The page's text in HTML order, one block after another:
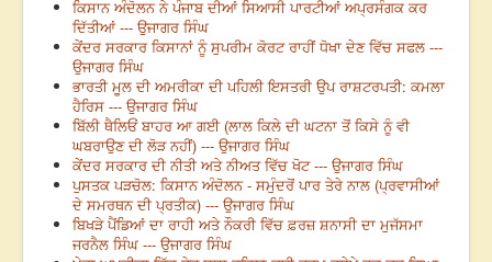
ਕਿਸਾਨ ਅੰਦੋਲਨ ਨੇ ਪੰਜਾਬ ਦੀਆਂ ਸਿਆਸੀ ਪਾਰਟੀਆਂ ਅਪ੍ਰਸੰਗਕ ਕਰ
ਦਿੱਤੀਆਂ --- ਉਜਾਗਰ ਸਿੰਘ
ਕੇਂਦਰ ਸਰਕਾਰ ਕਿਸਾਨਾਂ ਨੂੰ ਸੁਪਰੀਮ ਕੋਰਟ ਰਾਹੀਂ ਧੋਖਾ ਦੇਣ ਵਿੱਚ ਸਫਲ ---
ਉਜਾਗਰ ਸਿੰਘ
ਭਾਰਤੀ ਮੂਲ ਦੀ ਅਮਰੀਕਾ ਦੀ ਪਹਿਲੀ ਇਸਤਰੀ ਉਪ ਰਾਸ਼ਟਰਪਤੀ: ਕਮਲਾ
ਹੈਰਿਸ --- ਉਜਾਗਰ ਸਿੰਘ
ਬਿੱਲੀ ਥੈਲਿਓਂ ਬਾਹਰ ਆ ਗਈ (ਲਾਲ ਕਿਲੇ ਦੀ ਘਟਨਾ ਤੋਂ ਕਿਸੇ ਨੂੰ ਵੀ
ਘਬਰਾਉਣ ਦੀ ਲੋੜ ਨਹੀਂ) --- ਉਜਾਗਰ ਸਿੰਘ
ਕੇਂਦਰ ਸਰਕਾਰ ਦੀ ਨੀਤੀ ਅਤੇ ਨੀਅਤ ਵਿੱਚ ਖੋਟ --- ਉਜਾਗਰ ਸਿੰਘ
ਪੁਸਤਕ ਪੜਚੋਲ: ਕਿਸਾਨ ਅੰਦੋਲਨ - ਸਮੁੰਦਰੋਂ ਪਾਰ ਤੇਰੇ ਨਾਲ (ਪ੍ਰਵਾਸੀਆਂ
ਦੇ ਸਮਰਥਨ ਦੀ ਪ੍ਰਤੀਕ) --- ਉਜਾਗਰ ਸਿੰਘ
ਬਿਖੜੇ ਪੈਂਡਿਆਂ ਦਾ ਰਾਹੀ ਅਤੇ ਨੌਕਰੀ ਵਿੱਚ ਫ਼ਰਜ਼ ਸ਼ਨਾਸੀ ਦਾ ਮੁਜੱਸਮਾ
ਜਰਨੈਲ ਸਿੰਘ --- ਉਜਾਗਰ ਸਿੰਘ